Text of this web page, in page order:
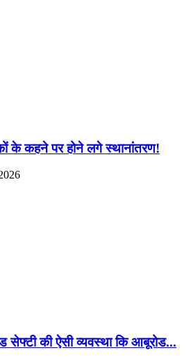
के कहने पर होने लगे स्थानांतरण!
सेफ्टी की ऐसी व्यवस्था कि आबूरोड...